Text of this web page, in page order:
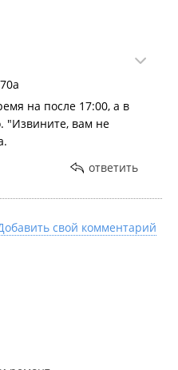
на после 17:00, а в
"Извините, вам не
ответить
свой комментарий